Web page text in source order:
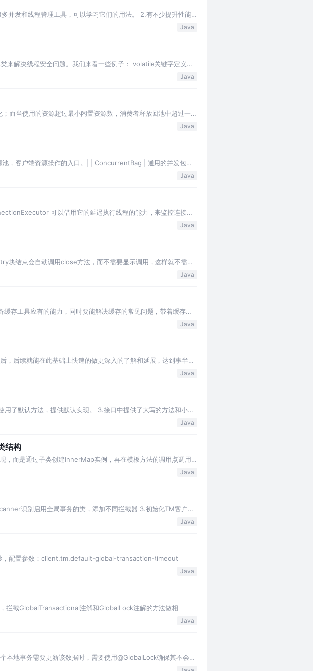
并发和线程管理工具，可以学习它们的用法。 2.有不少提升性能
接开始认识它。获取连接相关的…
Java
解决线程安全问题。我们来看一些例子： volatile关键字定义的
在PoolEntry和Concu…
Java
而当使用的资源超过最小闲置资源数，消费者释放回池中超过一定
大资源数，池中资源不能超出最大资源数。 在Concurren…
Java
，客户端资源操作的入口。| | ConcurrentBag | 通用的并发包工
Java
可以借用它的延迟执行线程的能力，来监控连接泄
Java
块结束会自动调用close方法，而不需要显示调用，这样就不需要
最先…
Java
存工具应有的能力，同时要能解决缓存的常见问题，带着缓存的
下： 2.1. 缓存应用场景 数据库…
Java
后续就能在此基础上快速的做更深入的了解和延展，达到事半功
据，并提供get，put，remov…
Java
了默认方法，提供默认实现。 3.接口中提供了大写的方法和小写
法使用了模板方法模式。 1.…
Java
结构
，而是通过子类创建InnerMap实例，再在模板方法的调用点调用
类中，并且相对独立(直接在子类实现也内聚，但是…
Java
识别启用全局事务的类，添加不同拦截器 3.初始化TM客户端
Java
，配置参数：client.tm.default-global-transaction-timeout
Java
拦截GlobalTransactional注解和GlobalLock注解的方法做相
Java
本地事务需要更新该数据时，需要使用@GlobalLock确保其不会对